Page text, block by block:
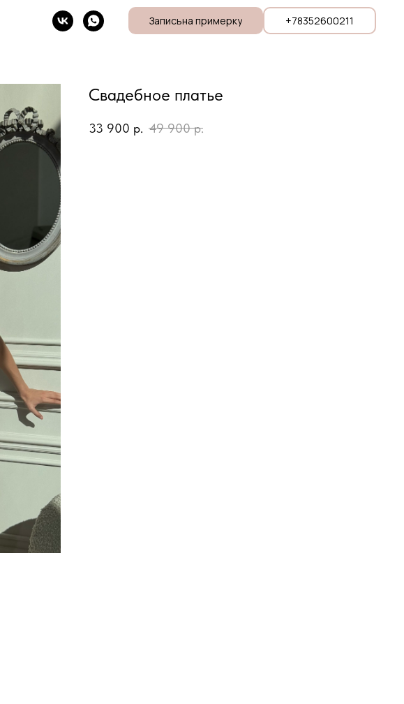
Записьна примерку +78352600211
Свадебное платье
33 900 р. 49 900 р.